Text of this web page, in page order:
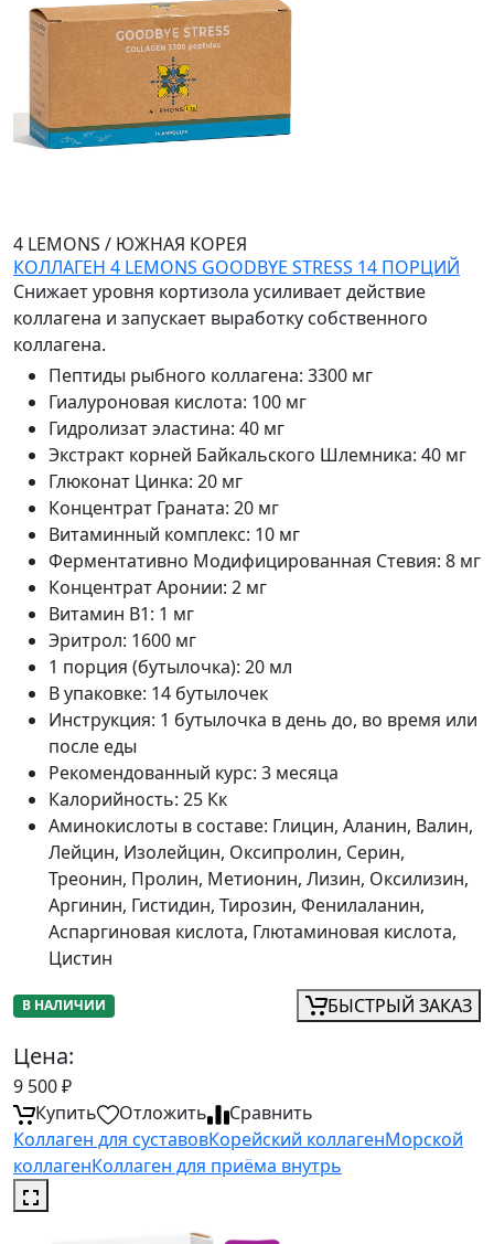
4 LEMONS / ЮЖНАЯ КОРЕЯ
КОЛЛАГЕН 4 LEMONS GOODBYE STRESS 14 ПОРЦИЙ
Снижает уровня кортизола усиливает действие
коллагена и запускает выработку собственного
коллагена.
Пептиды рыбного коллагена: 3300 мг
Гиалуроновая кислота: 100 мг
Гидролизат эластина: 40 мг
Экстракт корней Байкальского Шлемника: 40 мг
Глюконат Цинка: 20 мг
Концентрат Граната: 20 мг
Витаминный комплекс: 10 мг
Ферментативно Модифицированная Стевия: 8 мг
Концентрат Аронии: 2 мг
Витамин В1: 1 мг
Эритрол: 1600 мг
1 порция (бутылочка): 20 мл
В упаковке: 14 бутылочек
Инструкция: 1 бутылочка в день до, во время или
после еды
Рекомендованный курс: 3 месяца
Калорийность: 25 Кк
Аминокислоты в составе: Глицин, Аланин, Валин,
Лейцин, Изолейцин, Оксипролин, Серин,
Треонин, Пролин, Метионин, Лизин, Оксилизин,
Аргинин, Гистидин, Тирозин, Фенилаланин,
Аспаргиновая кислота, Глютаминовая кислота,
Цистин
В НАЛИЧИИ БЫСТРЫЙ ЗАКАЗ
Цена:
9 500₽
Купить
Отложить
Сравнить
Коллаген для суставовКорейский коллагенМорской
коллагенКоллаген для приёма внутрь